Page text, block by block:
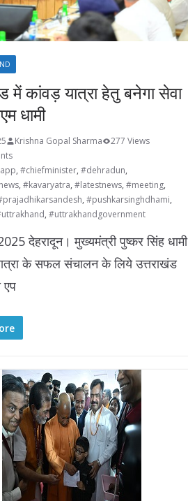
में कांवड़ यात्रा हेतु बनेगा सेवा
धामी
Krishna Gopal Sharma
277 Views
, #chiefminister, #dehradun,
, #kavaryatra, #latestnews, #meeting,
, #pushkarsinghdhami,
, #uttrakhandgovernment
देहरादून। मुख्यमंत्री पुष्कर सिंह धामी
के सफल संचालन के लिये उत्तराखंड
एप